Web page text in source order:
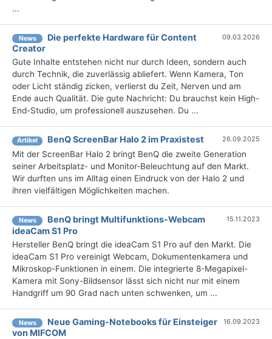
...
News
Die perfekte Hardware für Content
Creator
09.03.2026
Gute Inhalte entstehen nicht nur durch Ideen, sondern auch
durch Technik, die zuverlässig abliefert. Wenn Kamera, Ton
oder Licht ständig zicken, verlierst du Zeit, Nerven und am
Ende auch Qualität. Die gute Nachricht: Du brauchst kein High-
End-Studio, um professionell auszusehen. Du ...
Artikel BenQ ScreenBar Halo 2 im Praxistest 26.09.2025
Mit der ScreenBar Halo 2 bringt BenQ die zweite Generation
seiner Arbeitsplatz- und Monitor-Beleuchtung auf den Markt.
Wir durften uns im Alltag einen Eindruck von der Halo 2 und
ihren vielfältigen Möglichkeiten machen.
News
BenQ bringt Multifunktions-Webcam
ideaCam S1 Pro
15.11.2023
Hersteller BenQ bringt die ideaCam S1 Pro auf den Markt. Die
ideaCam S1 Pro vereinigt Webcam, Dokumentenkamera und
Mikroskop-Funktionen in einem. Die integrierte 8-Megapixel-
Kamera mit Sony-Bildsensor lässt sich nicht nur mit einem
Handgriff um 90 Grad nach unten schwenken, um ...
News
Neue Gaming-Notebooks für Einsteiger
von MIFCOM
16.09.2023